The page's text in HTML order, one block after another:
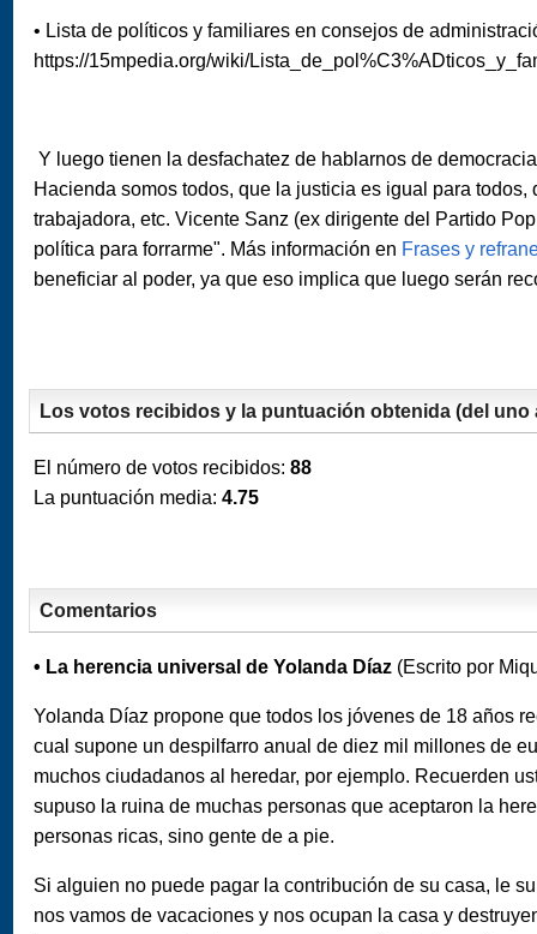
• Lista de políticos y familiares en consejos de
https://15mpedia.org/wiki/
Y luego tienen la desfachatez de hablarnos de
Hacienda somos todos, que la justicia es igual para
trabajadora, etc. Vicente Sanz (ex dirigente del Partido
política para forrarme". Más información en Frases y
beneficiar al poder, ya que eso implica que luego serán
Los votos recibidos y la puntuación obtenida (del uno
El número de votos recibidos: 88
La puntuación media: 4.75
Comentarios
• La herencia universal de Yolanda Díaz (Escrito por
Yolanda Díaz propone que todos los jóvenes de 18 años
cual supone un despilfarro anual de diez mil millones de
muchos ciudadanos al heredar, por ejemplo. Recuerden
supuso la ruina de muchas personas que aceptaron la
personas ricas, sino gente de a pie.
Si alguien no puede pagar la contribución de su casa, le
nos vamos de vacaciones y nos ocupan la casa y